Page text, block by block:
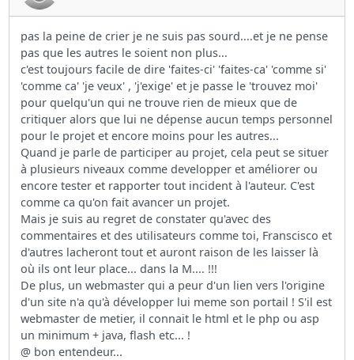
pas la peine de crier je ne suis pas sourd....et je ne pense
pas que les autres le soient non plus...
c'est toujours facile de dire 'faites-ci' 'faites-ca' 'comme si'
'comme ca' 'je veux' , 'j'exige' et je passe le 'trouvez moi'
pour quelqu'un qui ne trouve rien de mieux que de
critiquer alors que lui ne dépense aucun temps personnel
pour le projet et encore moins pour les autres...
Quand je parle de participer au projet, cela peut se situer
à plusieurs niveaux comme developper et améliorer ou
encore tester et rapporter tout incident à l'auteur. C'est
comme ca qu'on fait avancer un projet.
Mais je suis au regret de constater qu'avec des
commentaires et des utilisateurs comme toi, Franscisco et
d'autres lacheront tout et auront raison de les laisser là
où ils ont leur place... dans la M.... !!!
De plus, un webmaster qui a peur d'un lien vers l'origine
d'un site n'a qu'à développer lui meme son portail ! S'il est
webmaster de metier, il connait le html et le php ou asp
un minimum + java, flash etc... !
@ bon entendeur...